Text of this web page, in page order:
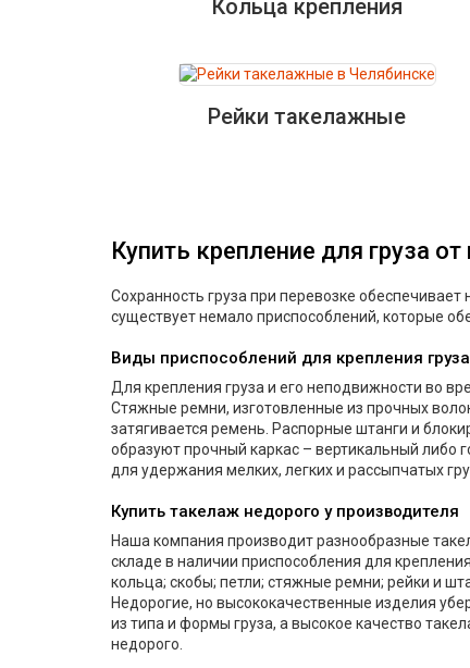
Кольца крепления
Рейки такелажные
Купить крепление для груза
Сохранность груза при перевозке
существует немало приспособлений, которые
Виды приспособлений для крепления
Для крепления груза и его неподвижности во
Стяжные ремни, изготовленные из прочных
затягивается ремень. Распорные штанги и
образуют прочный каркас – вертикальный либо
для удержания мелких, легких и рассыпчатых
Купить такелаж недорого у производителя
Наша компания производит разнообразные
складе в наличии приспособления для
кольца; скобы; петли; стяжные ремни; рейки и
Недорогие, но высококачественные изделия
из типа и формы груза, а высокое качество
недорого.